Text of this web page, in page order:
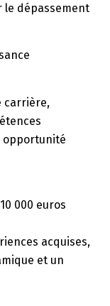
le dépassement
carrière,
opportunité
000 euros
acquises,
et un